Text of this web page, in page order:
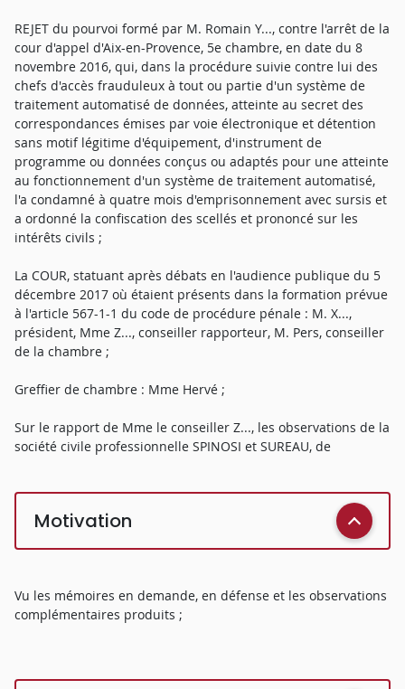
REJET du pourvoi formé par M. Romain Y..., contre l'arrêt de la
cour d'appel d'Aix-en-Provence, 5e chambre, en date du 8
novembre 2016, qui, dans la procédure suivie contre lui des
chefs d'accès frauduleux à tout ou partie d'un système de
traitement automatisé de données, atteinte au secret des
correspondances émises par voie électronique et détention
sans motif légitime d'équipement, d'instrument de
programme ou données conçus ou adaptés pour une atteinte
au fonctionnement d'un système de traitement automatisé,
l'a condamné à quatre mois d'emprisonnement avec sursis et
a ordonné la confiscation des scellés et prononcé sur les
intérêts civils ;
La COUR, statuant après débats en l'audience publique du 5
décembre 2017 où étaient présents dans la formation prévue
à l'article 567-1-1 du code de procédure pénale : M. X...,
président, Mme Z..., conseiller rapporteur, M. Pers, conseiller
de la chambre ;
Greffier de chambre : Mme Hervé ;
Sur le rapport de Mme le conseiller Z..., les observations de la
société civile professionnelle SPINOSI et SUREAU, de
Motivation
Vu les mémoires en demande, en défense et les observations
complémentaires produits ;